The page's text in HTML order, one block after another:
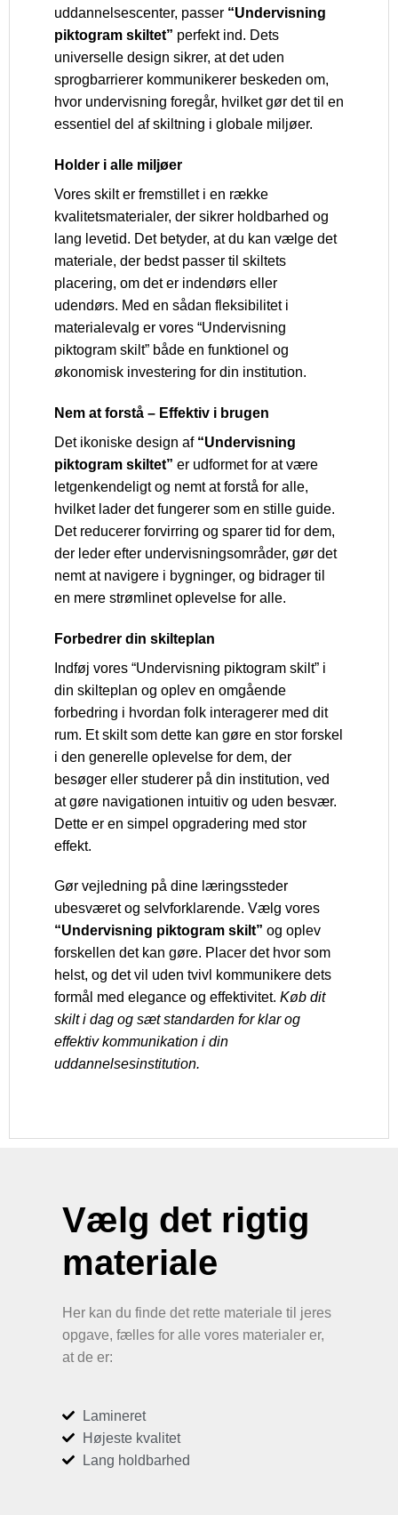
uddannelsescenter, passer “Undervisning
piktogram skiltet” perfekt ind. Dets
universelle design sikrer, at det uden
sprogbarrierer kommunikerer beskeden om,
hvor undervisning foregår, hvilket gør det til en
essentiel del af skiltning i globale miljøer.
Holder i alle miljøer
Vores skilt er fremstillet i en række
kvalitetsmaterialer, der sikrer holdbarhed og
lang levetid. Det betyder, at du kan vælge det
materiale, der bedst passer til skiltets
placering, om det er indendørs eller
udendørs. Med en sådan fleksibilitet i
materialevalg er vores “Undervisning
piktogram skilt” både en funktionel og
økonomisk investering for din institution.
Nem at forstå – Effektiv i brugen
Det ikoniske design af “Undervisning
piktogram skiltet” er udformet for at være
letgenkendeligt og nemt at forstå for alle,
hvilket lader det fungerer som en stille guide.
Det reducerer forvirring og sparer tid for dem,
der leder efter undervisningsområder, gør det
nemt at navigere i bygninger, og bidrager til
en mere strømlinet oplevelse for alle.
Forbedrer din skilteplan
Indføj vores “Undervisning piktogram skilt” i
din skilteplan og oplev en omgående
forbedring i hvordan folk interagerer med dit
rum. Et skilt som dette kan gøre en stor forskel
i den generelle oplevelse for dem, der
besøger eller studerer på din institution, ved
at gøre navigationen intuitiv og uden besvær.
Dette er en simpel opgradering med stor
effekt.
Gør vejledning på dine læringssteder
ubesværet og selvforklarende. Vælg vores
“Undervisning piktogram skilt” og oplev
forskellen det kan gøre. Placer det hvor som
helst, og det vil uden tvivl kommunikere dets
formål med elegance og effektivitet. Køb dit
skilt i dag og sæt standarden for klar og
effektiv kommunikation i din
uddannelsesinstitution.
Vælg det rigtig
materiale
Her kan du finde det rette materiale til jeres
opgave, fælles for alle vores materialer er,
at de er:
Lamineret
Højeste kvalitet
Lang holdbarhed